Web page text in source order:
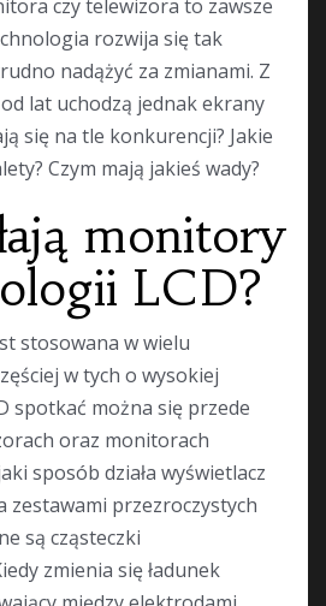
czy telewizora to zawsze
rozwija się tak
nadążyć za zmianami. Z
lat uchodzą jednak ekrany
się na tle konkurencji? Jakie
Czym mają jakieś wady?
monitory
LCD?
stosowana w wielu
w tych o wysokiej
spotkać można się przede
oraz monitorach
sposób działa wyświetlacz
zestawami przezroczystych
są cząsteczki
zmienia się ładunek